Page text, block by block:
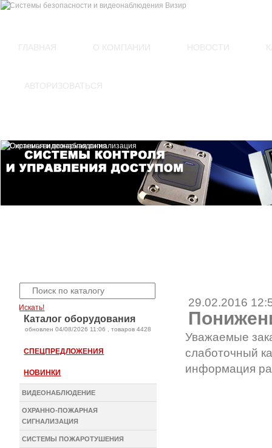
ГЛАВНАЯ О КОМПАНИИ НОВОСТИ
АВТОРИЗОВАТЬСЯ
Искать!
Каталог оборудования
oбновлен 04/08/2026 11:06 , товаров 4428
СПЕЦПРЕДЛОЖЕНИЯ
НОВИНКИ
ВИДЕОНАБЛЮДЕНИЕ
ОХРАННО-ПОЖАРНАЯ
СИГНАЛИЗАЦИЯ
СИСТЕМЫ ПОЖАРОТУШЕНИЯ
29.02.2016
Уважаемые
слаботочный
информация